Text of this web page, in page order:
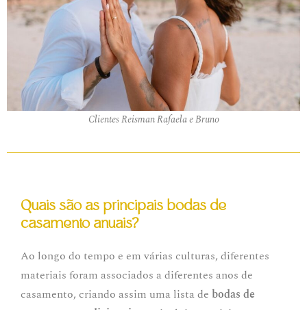
Clientes Reisman Rafaela e Bruno
Quais são as principais bodas de
casamento anuais?
Ao longo do tempo e em várias culturas, diferentes
materiais foram associados a diferentes anos de
casamento, criando assim uma lista de bodas de